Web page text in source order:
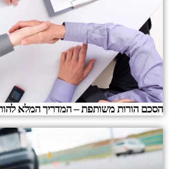
הסכם הורות משותפת – המדריך המלא